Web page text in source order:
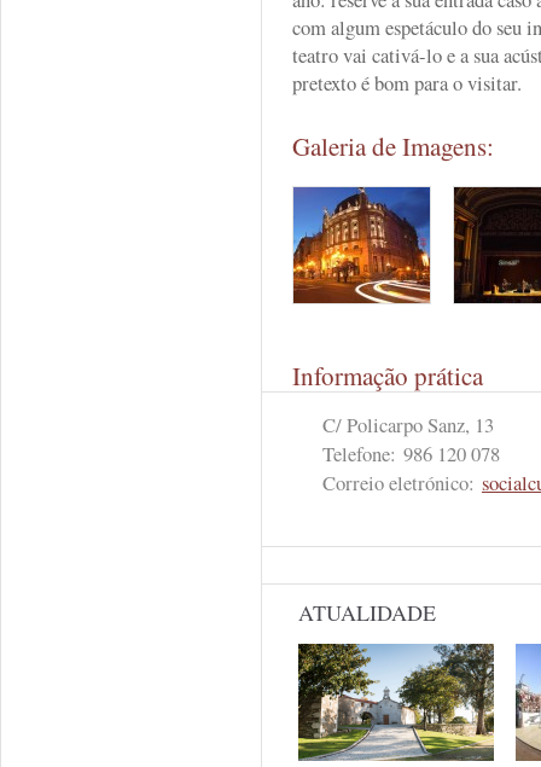
com algum espetáculo do seu
teatro vai cativá-lo e a sua
pretexto é bom para o visitar.
Galeria de Imagens:
Informação prática
C/ Policarpo Sanz, 13
Telefone: 986 120 078
Correio eletrónico:
ATUALIDADE